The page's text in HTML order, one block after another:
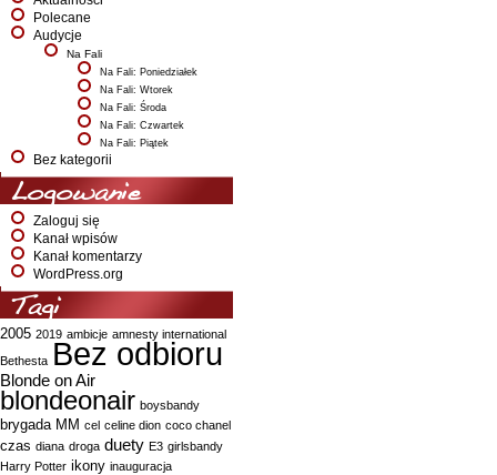
Polecane
Audycje
Na Fali
Na Fali: Poniedziałek
Na Fali: Wtorek
Na Fali: Środa
Na Fali: Czwartek
Na Fali: Piątek
Bez kategorii
Logowanie
Zaloguj się
Kanał wpisów
Kanał komentarzy
WordPress.org
Tagi
2005 2019 ambicje amnesty international
Bethesta Bez odbioru
Blonde on Air
blondeonair boysbandy
brygada MM cel celine dion coco chanel
czas diana droga duety E3 girlsbandy
Harry Potter ikony inauguracja